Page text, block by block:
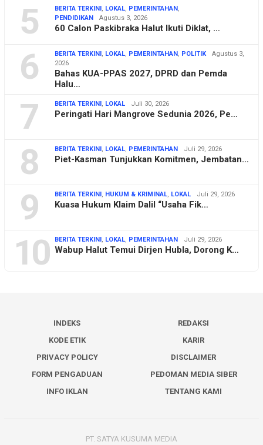
5 BERITA TERKINI , LOKAL, PEMERINTAHAN ,
PENDIDIKAN
Agustus 3, 2026
60 Calon Paskibraka Halut Ikuti Diklat, …
6 BERITA TERKINI , LOKAL, PEMERINTAHAN , POLITIK
Agustus 3,
2026
Bahas KUA-PPAS 2027, DPRD dan Pemda
Halu…
7 BERITA TERKINI , LOKAL Juli 30, 2026
Peringati Hari Mangrove Sedunia 2026, Pe…
8 BERITA TERKINI , LOKAL, PEMERINTAHAN Juli 29, 2026
Piet-Kasman Tunjukkan Komitmen, Jembatan…
9 BERITA TERKINI , HUKUM & KRIMINAL, LOKAL Juli 29, 2026
Kuasa Hukum Klaim Dalil “Usaha Fik…
10 BERITA TERKINI , LOKAL, PEMERINTAHAN Juli 29, 2026
Wabup Halut Temui Dirjen Hubla, Dorong K…
INDEKS
REDAKSI
KODE ETIK
KARIR
PRIVACY POLICY
DISCLAIMER
FORM PENGADUAN
PEDOMAN MEDIA SIBER
INFO IKLAN
TENTANG KAMI
PT. SATYA KUSUMA MEDIA